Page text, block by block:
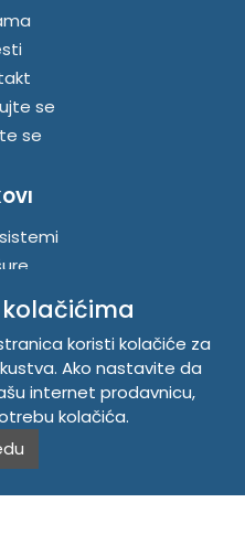
se
se
koristi kolačiće za
Ako nastavite da
internet prodavnicu,
kolačića.